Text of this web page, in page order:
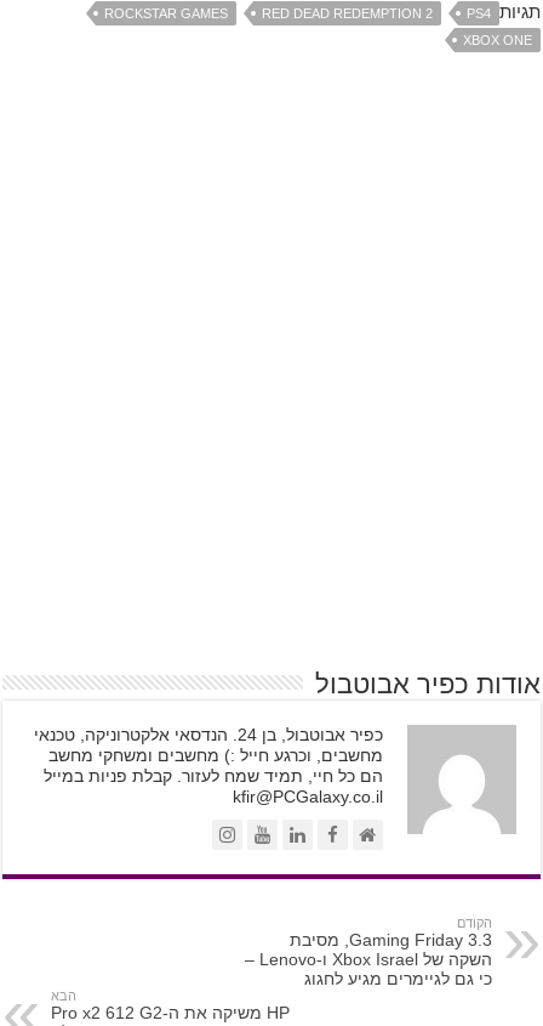
תגיות PS4
RED DEAD REDEMPTION 2
ROCKSTAR GAMES
XBOX ONE
אודות כפיר אבוטבול
כפיר אבוטבול, בן 24. הנדסאי אלקטרוניקה, טכנאי
מחשבים, וכרגע חייל :) מחשבים ומשחקי מחשב
הם כל חיי, תמיד שמח לעזור. קבלת פניות במייל
kfir@PCGalaxy.co.il
הקודם
Gaming Friday 3.3, מסיבת
השקה של Xbox Israel ו-Lenovo –
כי גם לגיימרים מגיע לחגוג
הבא
HP משיקה את ה-Pro x2 612 G2